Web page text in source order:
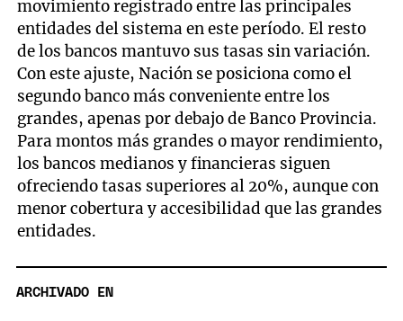
movimiento registrado entre las principales
entidades del sistema en este período. El resto
de los bancos mantuvo sus tasas sin variación.
Con este ajuste, Nación se posiciona como el
segundo banco más conveniente entre los
grandes, apenas por debajo de Banco Provincia.
Para montos más grandes o mayor rendimiento,
los bancos medianos y financieras siguen
ofreciendo tasas superiores al 20%, aunque con
menor cobertura y accesibilidad que las grandes
entidades.
ARCHIVADO EN